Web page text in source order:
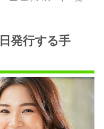
発行する手